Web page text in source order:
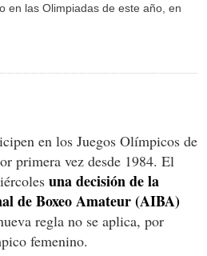
en las Olimpiadas de este año, en
en los Juegos Olímpicos de
primera vez desde 1984. El
una decisión de la
de Boxeo Amateur (AIBA)
regla no se aplica, por
femenino.